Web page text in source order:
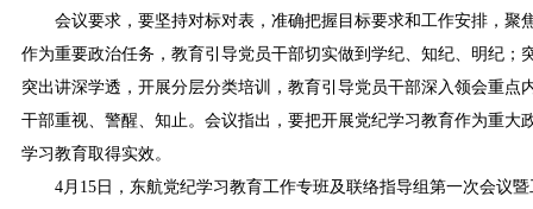
会议要求，要坚持对标对表，准确把握目标要求和工作安排，
作为重要政治任务，教育引导党员干部切实做到学纪、知纪、明纪
突出讲深学透，开展分层分类培训，教育引导党员干部深入领会重
干部重视、警醒、知止。会议指出，要把开展党纪学习教育作为重
学习教育取得实效。
4月15日，东航党纪学习教育工作专班及联络指导组第一次会议